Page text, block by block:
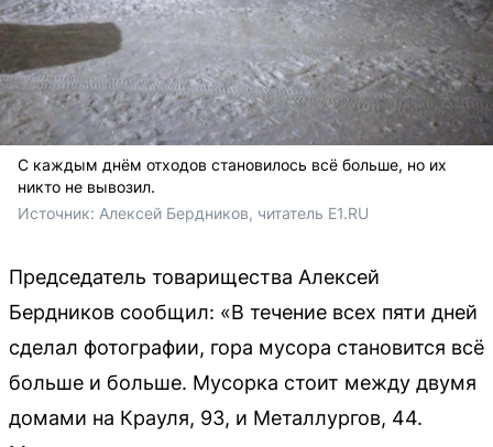
С каждым днём отходов становилось всё больше, но их
никто не вывозил.
Источник: Алексей Бердников, читатель E1.RU
Председатель товарищества Алексей
Бердников сообщил: «В течение всех пяти дней
сделал фотографии, гора мусора становится всё
больше и больше. Мусорка стоит между двумя
домами на Крауля, 93, и Металлургов, 44.